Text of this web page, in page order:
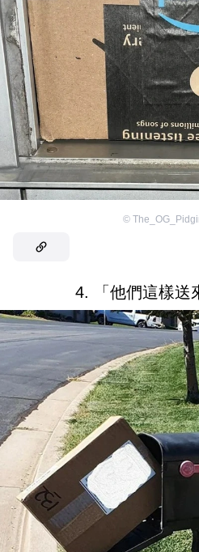
©
4. 「他們這樣送